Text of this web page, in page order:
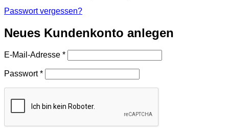
Passwort vergessen?
Neues Kundenkonto anlegen
E-Mail-Adresse *Erforderlich
Passwort*Erforderlich